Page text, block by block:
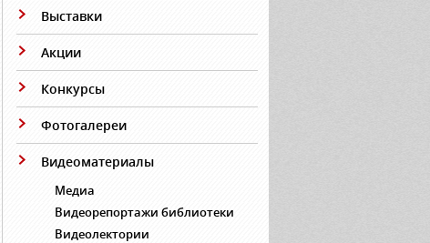
Выставки
Акции
Конкурсы
Фотогалереи
Видеоматериалы
Медиа
Видеорепортажи библиотеки
Видеолектории